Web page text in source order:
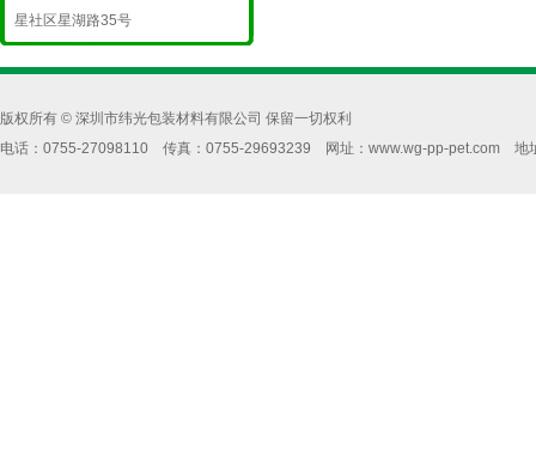
星社区星湖路35号
版权所有 © 深圳市纬光包装材料有限公司 保留一切权利
电话：0755-27098110 传真：0755-29693239 网址：www.wg-pp-pet.com 地